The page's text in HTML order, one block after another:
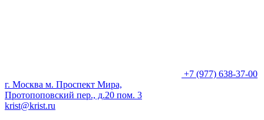
+7 (977) 638-37-00
г. Москва м. Проспект Мира,
Протопоповский пер., д.20 пом. 3
krist@krist.ru